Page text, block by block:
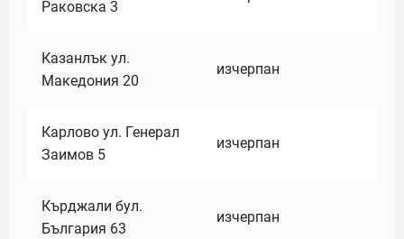
Раковска 3
Казанлък ул.
Македония 20
изчерпан
Карлово ул. Генерал
Заимов 5
изчерпан
Кърджали бул.
България 63
изчерпан